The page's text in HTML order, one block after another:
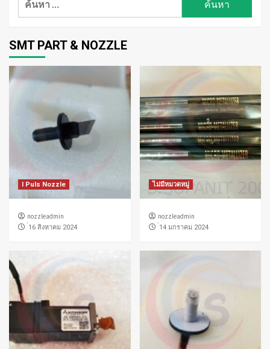
SMT PART & NOZZLE
I Puls Nozzle
nozzleadmin
่16 สิงหาคม 2024
ไม่มีหมวดหมู่
nozzleadmin
่14 มกราคม 2024